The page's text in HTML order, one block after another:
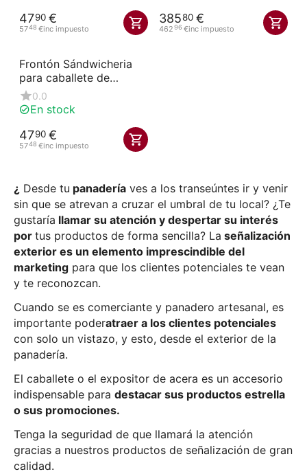
¿ Desde tu panadería ves a los transeúntes ir y venir
sin que se atrevan a cruzar el umbral de tu local? ¿Te
gustaría llamar su atención y despertar su interés
por tus productos de forma sencilla? La señalización
exterior es un elemento imprescindible del
marketing para que los clientes potenciales te vean
y te reconozcan.
Cuando se es comerciante y panadero artesanal, es
importante poderatraer a los clientes potenciales
con solo un vistazo, y esto, desde el exterior de la
panadería.
El caballete o el expositor de acera es un accesorio
indispensable para destacar sus productos estrella
o sus promociones.
Tenga la seguridad de que llamará la atención
gracias a nuestros productos de señalización de gran
calidad.
4790 €
5748 €inc impuesto
38580 €
46296 €inc impuesto
Frontón Sándwicheria
para caballete de
Caballete publicitario 65
cm de ancho
0.0
En stock
4790 €
5748 €inc impuesto